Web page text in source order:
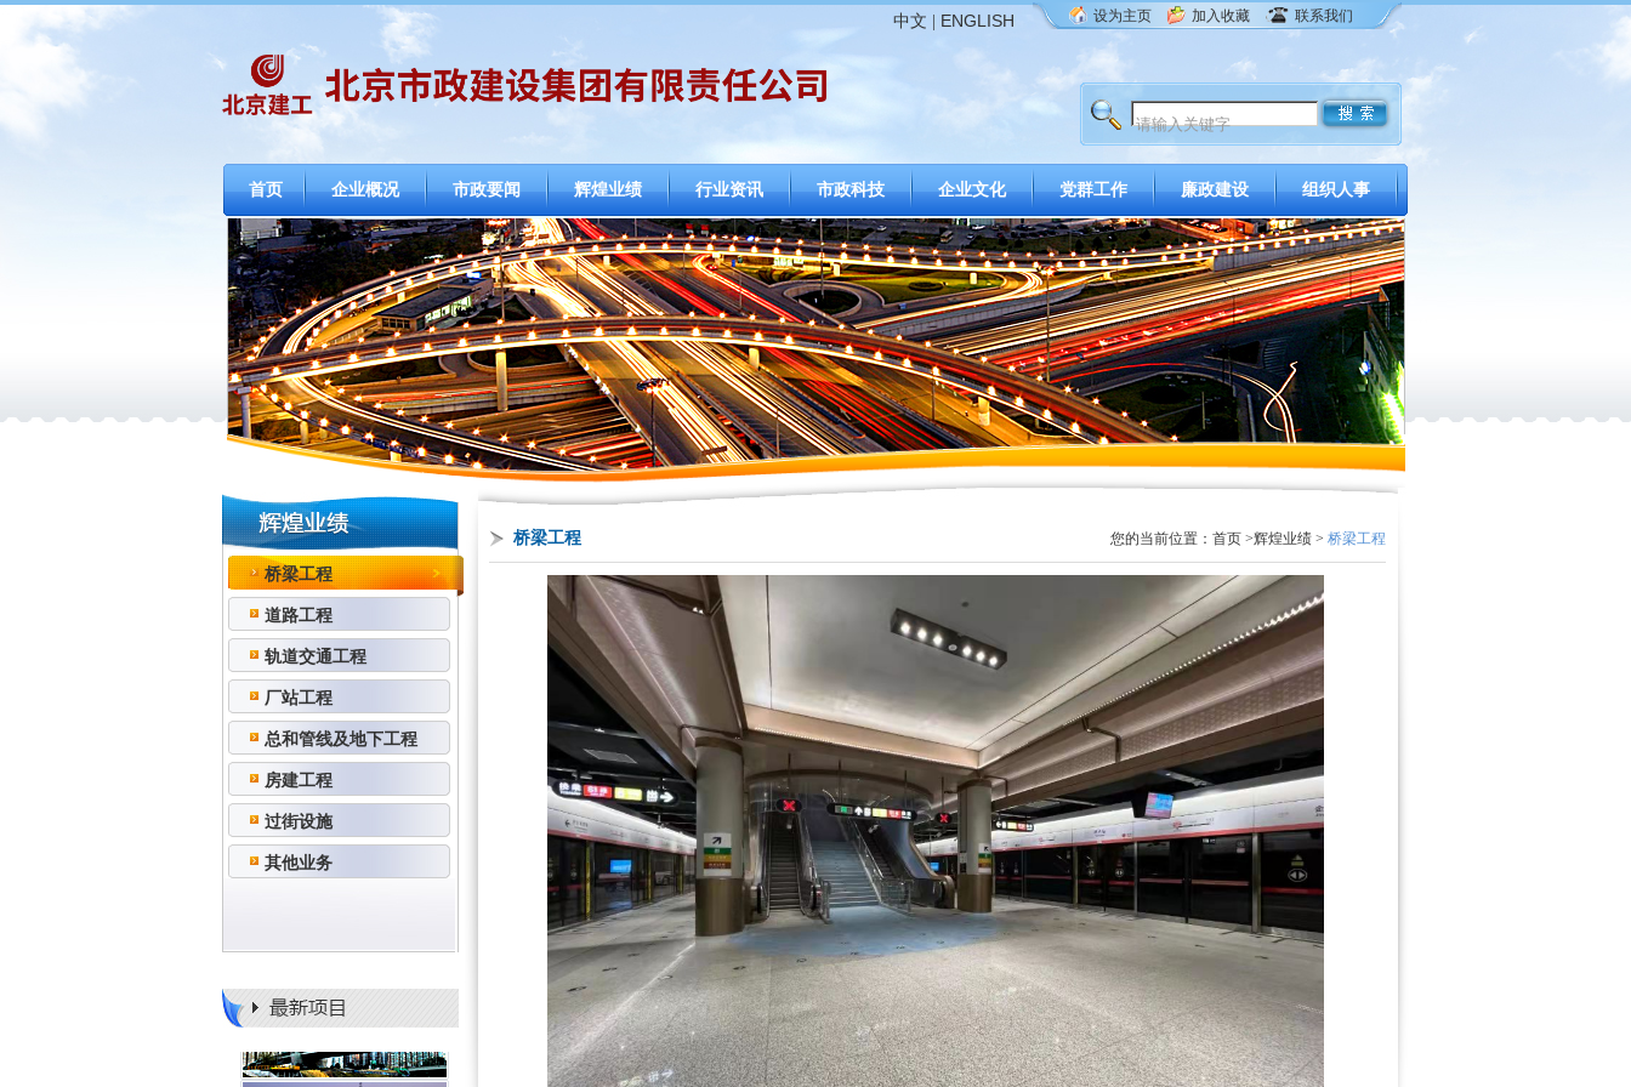
中文 ENGLISH 设为主页 加入收藏 联系我们
首页 企业概况 市政要闻 辉煌业绩 行业资讯 市政科技 企业文化 党群工作 廉政建设 组织人事
桥梁工程
道路工程
轨道交通工程
厂站工程
总和管线及地下工程
房建工程
过街设施
其他业务
您的当前位置： 首页 >辉煌业绩 > 桥梁工程
桥梁工程